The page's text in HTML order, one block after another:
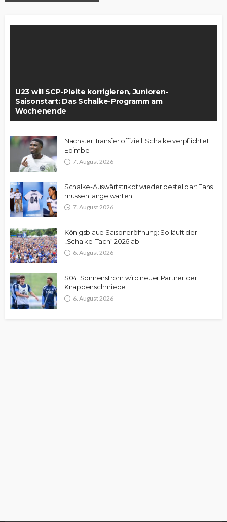
U23 will SCP-Pleite korrigieren, Junioren-
Saisonstart: Das Schalke-Programm am
Wochenende
Nächster Transfer offiziell: Schalke verpflichtet
Ebimbe
7. August 2026
Schalke-Auswärtstrikot wieder bestellbar: Fans
müssen lange warten
7. August 2026
Königsblaue Saisoneröffnung: So läuft der
„Schalke-Tach“ 2026 ab
6. August 2026
S04: Sonnenstrom wird neuer Partner der
Knappenschmiede
6. August 2026